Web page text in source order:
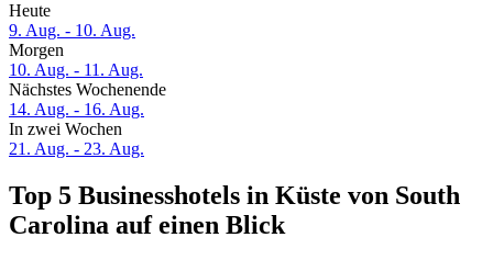
Heute
9. Aug. - 10. Aug.
Morgen
10. Aug. - 11. Aug.
Nächstes Wochenende
14. Aug. - 16. Aug.
In zwei Wochen
21. Aug. - 23. Aug.
Top 5 Businesshotels in Küste von South
Carolina auf einen Blick